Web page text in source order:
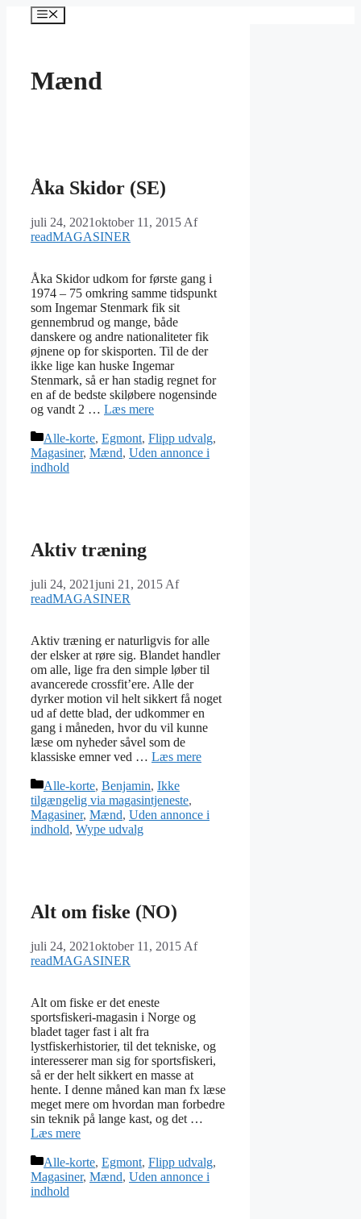
Menu
Mænd
Åka Skidor (SE)
juli 24, 2021oktober 11, 2015 Af
readMAGASINER
Åka Skidor udkom for første gang i
1974 – 75 omkring samme tidspunkt
som Ingemar Stenmark fik sit
gennembrud og mange, både
danskere og andre nationaliteter fik
øjnene op for skisporten. Til de der
ikke lige kan huske Ingemar
Stenmark, så er han stadig regnet for
en af de bedste skiløbere nogensinde
og vandt 2 … Læs mere
Kategorier
Alle-korte, Egmont, Flipp udvalg,
Magasiner, Mænd, Uden annonce i
indhold
Aktiv træning
juli 24, 2021juni 21, 2015 Af
readMAGASINER
Aktiv træning er naturligvis for alle
der elsker at røre sig. Blandet handler
om alle, lige fra den simple løber til
avancerede crossfit’ere. Alle der
dyrker motion vil helt sikkert få noget
ud af dette blad, der udkommer en
gang i måneden, hvor du vil kunne
læse om nyheder såvel som de
klassiske emner ved … Læs mere
Kategorier
Alle-korte, Benjamin, Ikke
tilgængelig via magasintjeneste,
Magasiner, Mænd, Uden annonce i
indhold, Wype udvalg
Alt om fiske (NO)
juli 24, 2021oktober 11, 2015 Af
readMAGASINER
Alt om fiske er det eneste
sportsfiskeri-magasin i Norge og
bladet tager fast i alt fra
lystfiskerhistorier, til det tekniske, og
interesserer man sig for sportsfiskeri,
så er der helt sikkert en masse at
hente. I denne måned kan man fx læse
meget mere om hvordan man forbedre
sin teknik på lange kast, og det …
Læs mere
Kategorier
Alle-korte, Egmont, Flipp udvalg,
Magasiner, Mænd, Uden annonce i
indhold